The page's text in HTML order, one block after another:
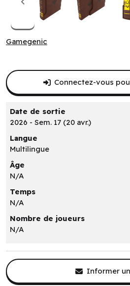
Gamegenic
Connectez-vous
Date de sortie
2026 - Sem. 17 (20 avr.)
Langue
Multilingue
Âge
N/A
Temps
N/A
Nombre de joueurs
N/A
Informer